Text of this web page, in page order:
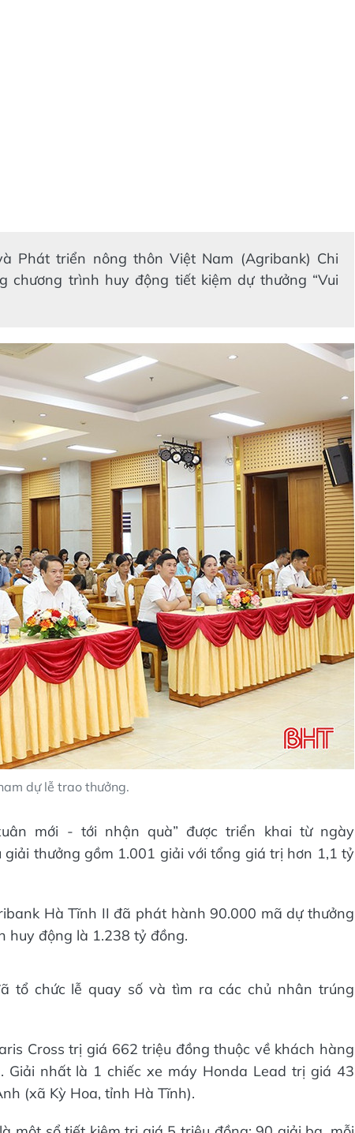
Phát triển nông thôn Việt Nam (Agribank) Chi
trình huy động tiết kiệm dự thưởng “Vui
dự lễ trao thưởng.
mới - tới nhận quà” được triển khai từ ngày
thưởng gồm 1.001 giải với tổng giá trị hơn 1,1 tỷ
Hà Tĩnh II đã phát hành 90.000 mã dự thưởng
huy động là 1.238 tỷ đồng.
tổ chức lễ quay số và tìm ra các chủ nhân trúng
Cross trị giá 662 triệu đồng thuộc về khách hàng
Giải nhất là 1 chiếc xe máy Honda Lead trị giá 43
(xã Kỳ Hoa, tỉnh Hà Tĩnh).